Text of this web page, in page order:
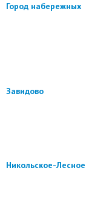
Город набережных
Завидово
Никольское-Лесное